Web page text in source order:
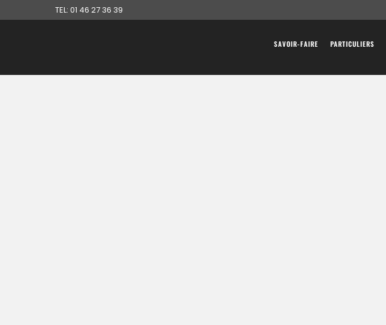
TEL: 01 46 27 36 39
SAVOIR-FAIRE PARTICULIERS